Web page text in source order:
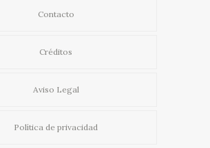
Contacto
Créditos
Aviso Legal
Política de privacidad